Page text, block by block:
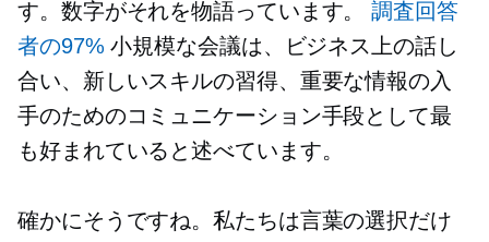
す。数字がそれを物語っています。調査回答
者の97% 小規模な会議は、ビジネス上の話し
合い、新しいスキルの習得、重要な情報の入
手のためのコミュニケーション手段として最
も好まれていると述べています。
確かにそうですね。私たちは言葉の選択だけ